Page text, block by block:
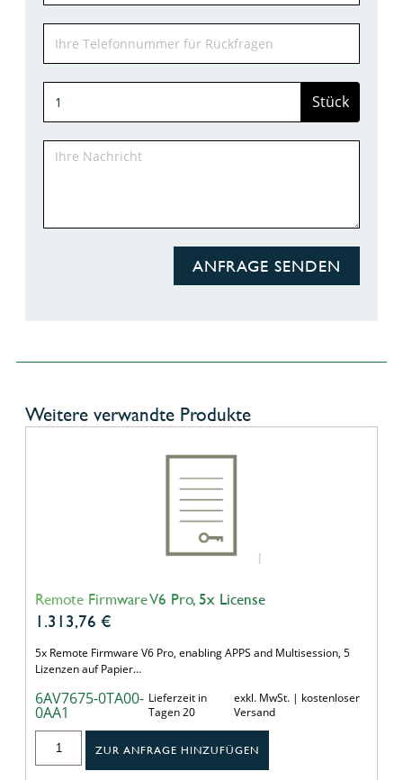
Stück
ANFRAGE SENDEN
Weitere verwandte Produkte
Remote Firmware V6 Pro, 5x License
1.313,76 €
5x Remote Firmware V6 Pro, enabling APPS and Multisession, 5
Lizenzen auf Papier…
6AV7675-0TA00-
0AA1
Lieferzeit in
Tagen 20
exkl. MwSt. | kostenloser
Versand
ZUR ANFRAGE HINZUFÜGEN